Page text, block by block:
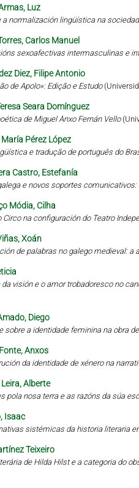
Luz
a normalización lingüística na
Carlos Manuel
sexoafectivas intermasculinas e
Diez, Filipe Antonio
de Apolo»: Edição e Estudo
Seara Domínguez
de Miguel Anxo Fernán Vello
Pérez López
e tradução de português do
Castro, Estefanía
e novos soportes comunicativos:
Módia, Cilha
Circo na configuración do Teatro
Xoán
de palabras no galego medieval: a
da visión e o amor trobadoresco no
Diego
sobre a identidade feminina na obra
Anxos
da identidade de xénero na
Alberte
pola nosa terra e as razóns da súa
Isaac
sistémicas da historia literaria
Teixeiro
de Hilda Hilst e a categoria do